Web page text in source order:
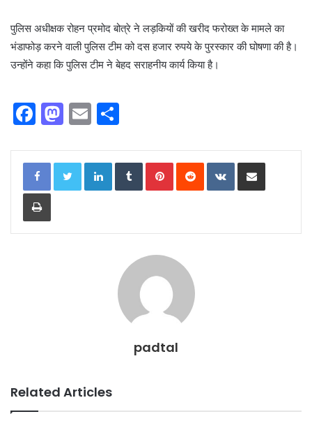
पुलिस अधीक्षक रोहन प्रमोद बोत्रे ने लड़कियों की खरीद फरोख्त के मामले का
भंडाफोड़ करने वाली पुलिस टीम को दस हजार रुपये के पुरस्कार की घोषणा की है।
उन्होंने कहा कि पुलिस टीम ने बेहद सराहनीय कार्य किया है।
F
c
e
b
o
M
st
o
E
ai
l
ar
e
LinkedInTumblrPinterestReddit VKontakteShare via Email
Print
padtal
Related Articles